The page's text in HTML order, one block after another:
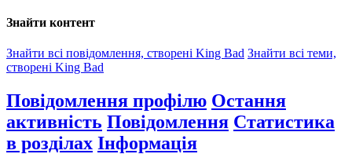
Знайти контент
Знайти всі повідомлення, створені King Bad Знайти всі теми,
створені King Bad
Повідомлення профілю Остання
активність Повідомлення Статистика
в розділах Інформація